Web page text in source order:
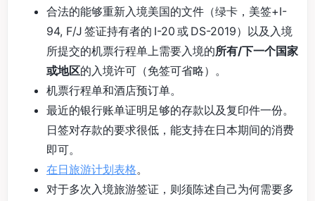
合法的能够重新入境美国的文件（绿卡，美签+I-
94, F/J 签证持有者的 I-20 或 DS-2019）以及入境
所提交的机票行程单上需要入境的所有/下一个国家
或地区的入境许可（免签可省略）。
机票行程单和酒店预订单。
最近的银行账单证明足够的存款以及复印件一份。
日签对存款的要求很低，能支持在日本期间的消费
即可。
在日旅游计划表格。
对于多次入境旅游签证，则须陈述自己为何需要多